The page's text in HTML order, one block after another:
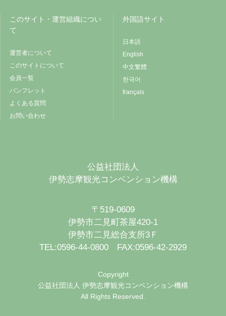
このサイト・運営組織につい
て
運営者について
このサイトについて
会員一覧
パンフレット
よくある質問
お問い合わせ
外国語サイト
日本語
English
中文繁體
한국어
français
公益社団法人
伊勢志摩観光コンベンション機構
〒519-0609
伊勢市二見町茶屋420-1
伊勢市二見総合支所3Ｆ
TEL:0596-44-0800 FAX:0596-42-2929
Copyright
公益社団法人 伊勢志摩観光コンベンション機構
All Rights Reserved.